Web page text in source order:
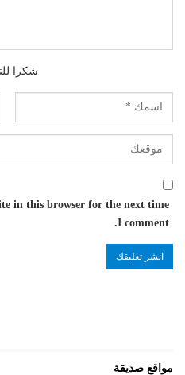
شكرا
in this browser for the next time
I comment.
مواقع صديقة